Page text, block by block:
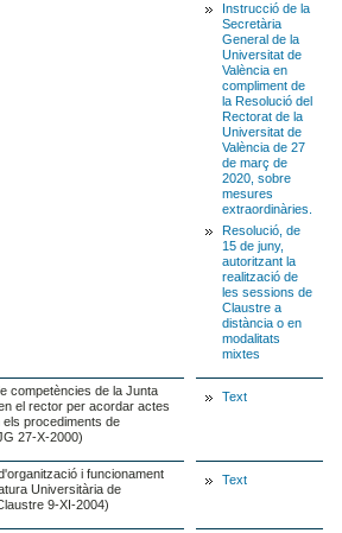
Instrucció de la
Secretària
General de la
Universitat de
València en
compliment de
la Resolució del
Rectorat de la
Universitat de
València de 27
de març de
2020, sobre
mesures
extraordinàries.
Resolució, de
15 de juny,
autoritzant la
realització de
les sessions de
Claustre a
distància o en
modalitats
mixtes
competències de la Junta
el rector per acordar actes
els procediments de
27-X-2000)
Text
i funcionament
Universitària de
9-XI-2004)
Text